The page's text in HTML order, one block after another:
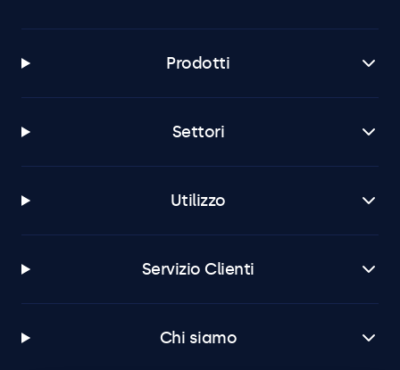
Prodotti
Settori
Utilizzo
Servizio Clienti
Chi siamo